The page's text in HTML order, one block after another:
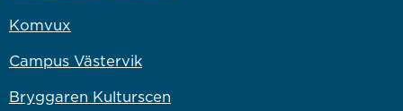
Komvux
Campus Västervik
Bryggaren Kulturscen